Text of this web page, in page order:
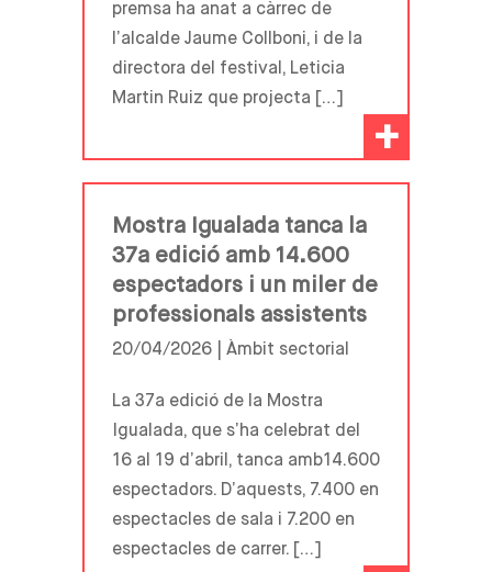
premsa ha anat a càrrec de
l’alcalde Jaume Collboni, i de la
directora del festival, Leticia
Martin Ruiz que projecta […]
+
Mostra Igualada tanca la
37a edició amb 14.600
espectadors i un miler de
professionals assistents
20/04/2026 | Àmbit sectorial
La 37a edició de la Mostra
Igualada, que s’ha celebrat del
16 al 19 d’abril, tanca amb14.600
espectadors. D’aquests, 7.400 en
espectacles de sala i 7.200 en
espectacles de carrer. […]